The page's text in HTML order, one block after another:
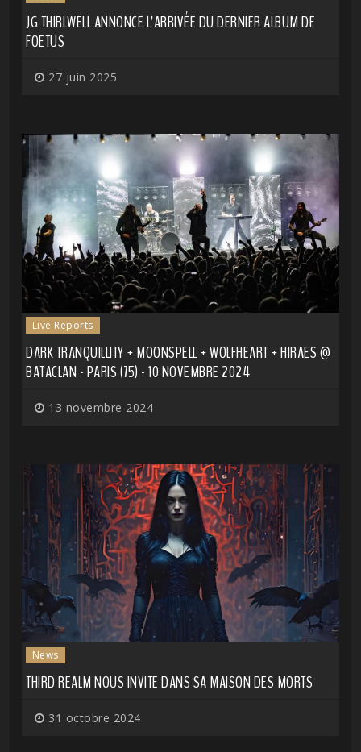
JG THIRLWELL ANNONCE L'ARRIVÉE DU DERNIER ALBUM DE
FOETUS
27 juin 2025
Live Reports
DARK TRANQUILLITY + MOONSPELL + WOLFHEART + HIRAES @
BATACLAN - PARIS (75) - 10 NOVEMBRE 2024
13 novembre 2024
News
THIRD REALM NOUS INVITE DANS SA MAISON DES MORTS
31 octobre 2024